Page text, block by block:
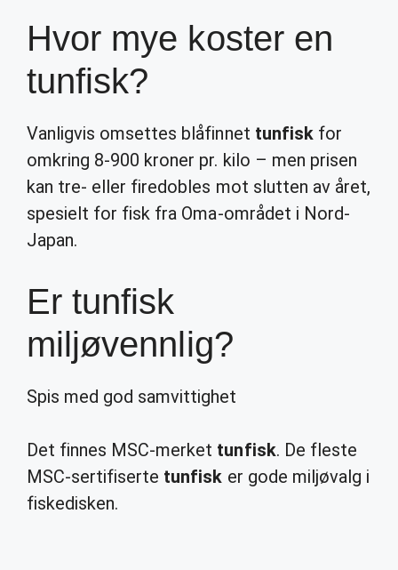
Hvor mye koster en
tunfisk?
Vanligvis omsettes blåfinnet tunfiskfor
omkring 8-900 kroner pr. kilo – men prisen
kan tre- eller firedobles mot slutten av året,
spesielt for fisk fra Oma-området i Nord-
Japan.
Er tunfisk
miljøvennlig?
Spis med god samvittighet
Det finnes MSC-merket tunfisk. De fleste
MSC-sertifiserte tunfisk er gode miljøvalg i
fiskedisken.